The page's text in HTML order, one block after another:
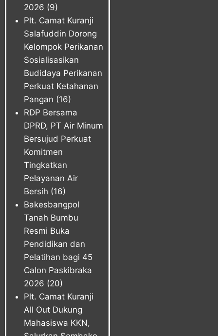
2026 (9)
Plt. Camat Kuranji
Salafuddin Dorong
Kelompok Perikanan
Sosialisasikan
Budidaya Perikanan
Perkuat Ketahanan
Pangan (16)
RDP Bersama
DPRD, PT Air Minum
Bersujud Perkuat
Komitmen
Tingkatkan
Pelayanan Air
Bersih (16)
Bakesbangpol
Tanah Bumbu
Resmi Buka
Pendidikan dan
Pelatihan bagi 45
Calon Paskibraka
2026 (20)
Plt. Camat Kuranji
All Out Dukung
Mahasiswa KKN,